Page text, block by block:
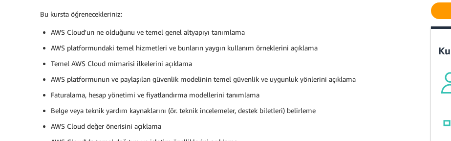
Bu kursta öğrenecekleriniz:
AWS Cloud'un ne olduğunu ve temel genel altyapıyı tanımlama
AWS platformundaki temel hizmetleri ve bunların yaygın kullanım örneklerini açıklama
Temel AWS Cloud mimarisi ilkelerini açıklama
AWS platformunun ve paylaşılan güvenlik modelinin temel güvenlik ve uygunluk yönlerini açıklama
Faturalama, hesap yönetimi ve fiyatlandırma modellerini tanımlama
Belge veya teknik yardım kaynaklarını (ör. teknik incelemeler, destek biletleri) belirleme
AWS Cloud değer önerisini açıklama